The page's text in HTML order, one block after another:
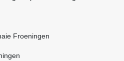
Froeningen